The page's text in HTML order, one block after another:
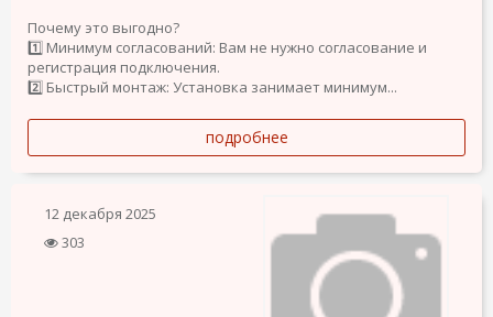
Почему это выгодно?
1️⃣ Минимум согласований: Вам не нужно согласование и
регистрация подключения.
2️⃣ Быстрый монтаж: Установка занимает минимум...
подробнее
12 декабря 2025
303